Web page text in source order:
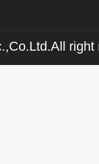
right